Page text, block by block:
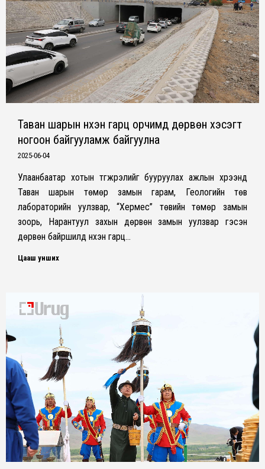
Таван шарын нүхэн гарц орчимд дөрвөн хэсэгт
ногоон байгууламж байгуулна
2025-06-04
Улаанбаатар хотын түгжрэлийг бууруулах ажлын хүрээнд
Таван шарын төмөр замын гарам, Геологийн төв
лабораторийн уулзвар, “Хермес” төвийн төмөр замын
зоорь, Нарантуул захын дөрвөн замын уулзвар гэсэн
дөрвөн байршилд нүхэн гарц…
Цааш унших